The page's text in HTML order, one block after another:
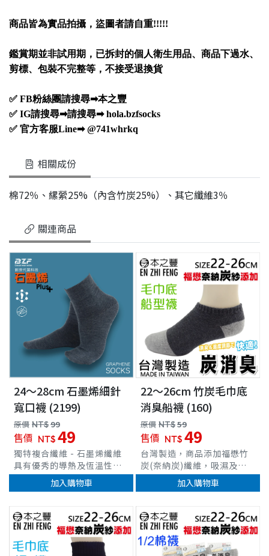
商品皆為實品拍攝，盜圖者請自重!!!!!
鑑賞期並非試用期，已拆封的個人衛生用品、商品下過水、
剪標、包裝不完整等，不接受退換貨
✅ FB粉絲團請搜尋➡本之豐
✅ IG請搜尋➡請搜尋➡ hola.bzfsocks
✅ 官方客服Line➡ @741whrkq
相關成份
棉72％、縲縈25%（內含竹炭25%）、其它纖維3％
關連商品
24～28cm 石墨烯細針
寬口襪 (2199)
原價 NT$99
售價 NT$ 49
獨特複合纖維 - 石墨烯纖維
具有優秀的導熱及恆溫性遠
紅外線可改善微循環抗靜電
等吸濕透氣功效負離子效
汗，乾爽不悶熱寬口襪口設
計，不勒腳
加入購物車
22～26cm 竹炭毛巾底
消臭船襪 (160)
原價 NT$59
售價 NT$ 49
台灣製造，商品添加福懋竹
炭(奈納炭)纖維，吸濕及調
節溼度、除臭功效 具有遠紅
外線放射功能，防止靜電 精
柔順 立體腳跟織法，穩定腳
跟位置 ，羅紋襪口，舒適不
緊束 完整包覆、伸展力佳，
穿著更舒適，防護更全面
加入購物車